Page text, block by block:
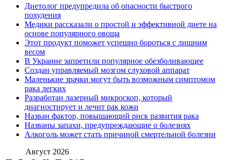
Диетолог предупредила об опасности быстрого
похудения
Медики рассказали о простой и эффективной диете на
основе популярного овоща
Этот продукт поможет успешно бороться с лишним
весом
В Украине запретили популярное обезболивающее
Создан управляемый мозгом слуховой аппарат
Маленькие зрачки могут быть возможным симптомом
рака легких
Разработан лазерный микроскоп, который
диагностирует и лечит рак кожи
Назван фактор, повышающий риск развития рака
Названы запахи, предупреждающие о болезнях
Алкоголь может стать причиной смертельной болезни
Август 2026